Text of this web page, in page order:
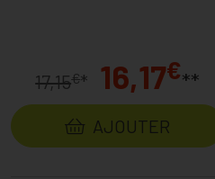
17,15€* 16,17€**
AJOUTER